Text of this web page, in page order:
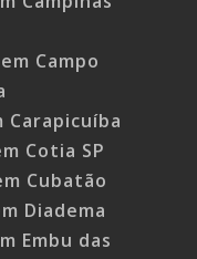
Campo
Carapicuíba
Cotia SP
Cubatão
Diadema
Embu das